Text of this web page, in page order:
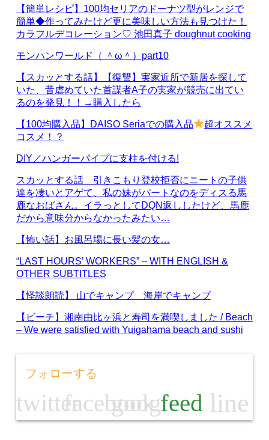
【簡単レシピ】100均セリアのドーナツ型がレンジで
簡単◆作ってみたけど更に美味しい方法も見つけた！
カラフルデコレーション♡ 池田真子 doughnut cooking
モンハンワールド（ ＾ω＾）part10
【スカッとする話】【復讐】実家近所で新居を探して
いた、昔虐めていた首謀者A子の実家が競売に出てい
るのを発見！！→購入したら
【100均購入品】DAISO Seriaでの購入品
超オススメ
コスメ！？
DIY／ハンガーパイプに支柱を付ける!
スカッとする話 引きこもり登校拒否にニートの子供
達を凄いとアゲて、私の妹がパートなのをディスる馬
鹿なおばさん。イラっとしてDQN返ししたけど、馬鹿
だから意味分からなかったみたい…
【怖い話】お風呂場に長い髪の女…
“LAST HOURS’ WORKERS” – WITH ENGLISH &
OTHER SUBTITLES
【怪談朗読】 山でキャンプ 海岸でキャンプ
【ビーチ】湘南由比ヶ浜と寿司を満喫しました / Beach
– We were satisfied with Yuigahama beach and sushi
フォローする
twitterfacebook
googlefeed line